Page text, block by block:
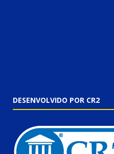
DESENVOLVIDO POR CR2